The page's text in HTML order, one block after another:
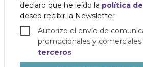
declaro que he leído la política
deseo recibir la Newsletter
Autorizo el envío de
promocionales y
terceros